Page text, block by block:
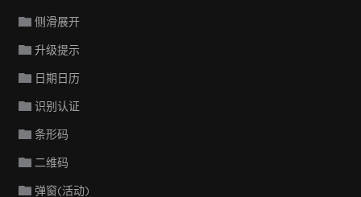
侧滑展开
升级提示
日期日历
识别认证
条形码
二维码
弹窗(活动)